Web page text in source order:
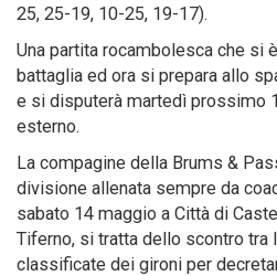
25, 25-19, 10-25, 19-17).
Una partita rocambolesca che si
battaglia ed ora si prepara allo
e si disputerà martedì prossimo
esterno.
La compagine della Brums &
divisione allenata sempre da
sabato 14 maggio a Città di
Tiferno, si tratta dello scontro tra
classificate dei gironi per